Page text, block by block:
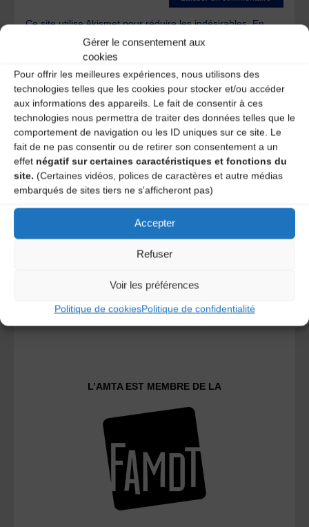
Gérer le consentement aux
cookies
Pour offrir les meilleures expériences, nous utilisons des
technologies telles que les cookies pour stocker et/ou accéder
aux informations des appareils. Le fait de consentir à ces
technologies nous permettra de traiter des données telles que le
comportement de navigation ou les ID uniques sur ce site. Le
fait de ne pas consentir ou de retirer son consentement a un
effet négatif sur certaines caractéristiques et fonctions du
site. (Certaines vidéos, polices de caractères et autre médias
embarqués de sites tiers ne s'afficheront pas)
Accepter
Refuser
Voir les préférences
Politique de cookiesPolitique de confidentialité
Ce site utilise Akismet pour réduire les indésirables.En
savoir plus sur la façon dont les données de vos
commentaires sont traitées
A DECOUVRIR :
Le distributeur des musiques Trad'
L’AMTA EST MEMBRE DE LA